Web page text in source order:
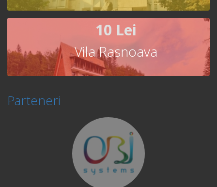
10 Lei
Vila Rasnoava
Parteneri